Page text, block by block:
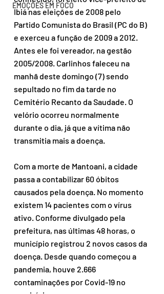
EMOÇÕES EM FOCO
Ibiá nas eleições de 2008 pelo
Partido Comunista do Brasil (PC do B)
e exerceu a função de 2009 a 2012.
Antes ele foi vereador, na gestão
2005/2008. Carlinhos faleceu na
manhã deste domingo (7) sendo
sepultado no fim da tarde no
Cemitério Recanto da Saudade. O
velório ocorreu normalmente
durante o dia, já que a vítima não
transmitia mais a doença.
Com a morte de Mantoani, a cidade
passa a contabilizar 60 óbitos
causados pela doença. No momento
existem 14 pacientes com o vírus
ativo. Conforme divulgado pela
prefeitura, nas últimas 48 horas, o
município registrou 2 novos casos da
doença. Desde quando começou a
pandemia, houve 2.666
contaminações por Covid-19 no